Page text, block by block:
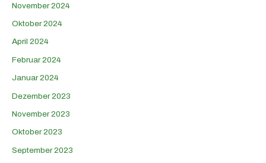
November 2024
Oktober 2024
April 2024
Februar 2024
Januar 2024
Dezember 2023
November 2023
Oktober 2023
September 2023